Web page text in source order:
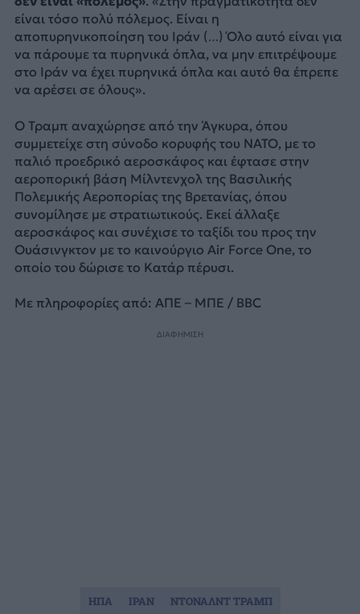
είναι τόσο πολύ πόλεμος. Είναι η
αποπυρηνικοποίηση του Ιράν (…) Όλο αυτό είναι για
να πάρουμε τα πυρηνικά όπλα, να μην επιτρέψουμε
στο Ιράν να έχει πυρηνικά όπλα και αυτό θα έπρεπε
να αρέσει σε όλους».
Ο Τραμπ αναχώρησε από την Άγκυρα, όπου
συμμετείχε στη σύνοδο κορυφής του ΝΑΤΟ, με το
παλιό προεδρικό αεροσκάφος και έφτασε στην
αεροπορική βάση Μίλντενχολ της Βασιλικής
Πολεμικής Αεροπορίας της Βρετανίας, όπου
συνομίλησε με στρατιωτικούς. Εκεί άλλαξε
αεροσκάφος και συνέχισε το ταξίδι του προς την
Ουάσινγκτον με το καινούργιο Air Force One, το
οποίο του δώρισε το Κατάρ πέρυσι.
Με πληροφορίες από: ΑΠΕ – ΜΠΕ / BBC
ΔΙΑΦΗΜΙΣΗ
ΗΠΑ ΙΡΑΝ ΝΤΟΝΑΛΝΤ ΤΡΑΜΠ